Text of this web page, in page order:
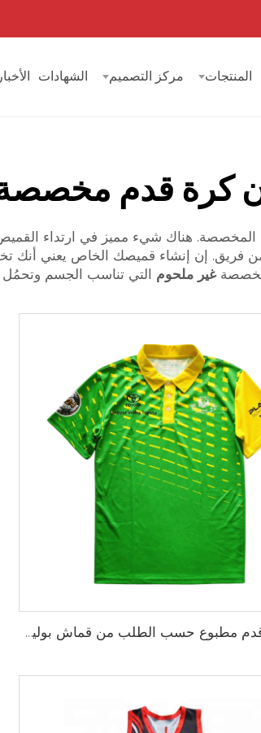
المنتجات مركز التصميم الشهادات الأخبار
كرة قدم
المخصصة. هناك شيء مميز في ارتداء
إن إنشاء قميصك الخاص يعني أنك
غير ملحوم التي تناسب الجسم وتحمُل
بولو كرة قدم مطبوع حسب الطلب من قماش بوليستر عالي الأداء بنسبة 100%، يتم التصنيع بناءً على الطلب مع توصيل سريع لزي الفريق